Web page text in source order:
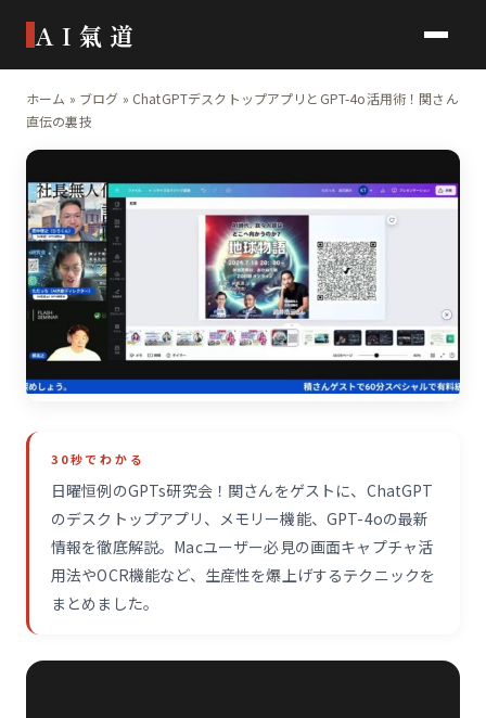
AI氣道
ホーム » ブログ » ChatGPTデスクトップアプリとGPT-4o活用術！関さん
直伝の裏技
30秒でわかる
日曜恒例のGPTs研究会！関さんをゲストに、ChatGPT
のデスクトップアプリ、メモリー機能、GPT-4oの最新
情報を徹底解説。Macユーザー必見の画面キャプチャ活
用法やOCR機能など、生産性を爆上げするテクニックを
まとめました。